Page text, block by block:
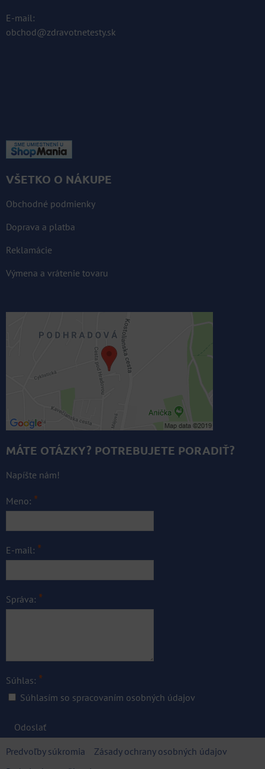
E-mail:
obchod@zdravotnetesty.sk
VŠETKO O NÁKUPE
Obchodné podmienky
Doprava a platba
Reklamácie
Výmena a vrátenie tovaru
MÁTE OTÁZKY? POTREBUJETE PORADIŤ?
Napíšte nám!
Meno: *
E-mail: *
Správa: *
Súhlas: *
Súhlasím so spracovaním osobných údajov
Odoslať
Predvoľby súkromia
Zásady ochrany osobných údajov